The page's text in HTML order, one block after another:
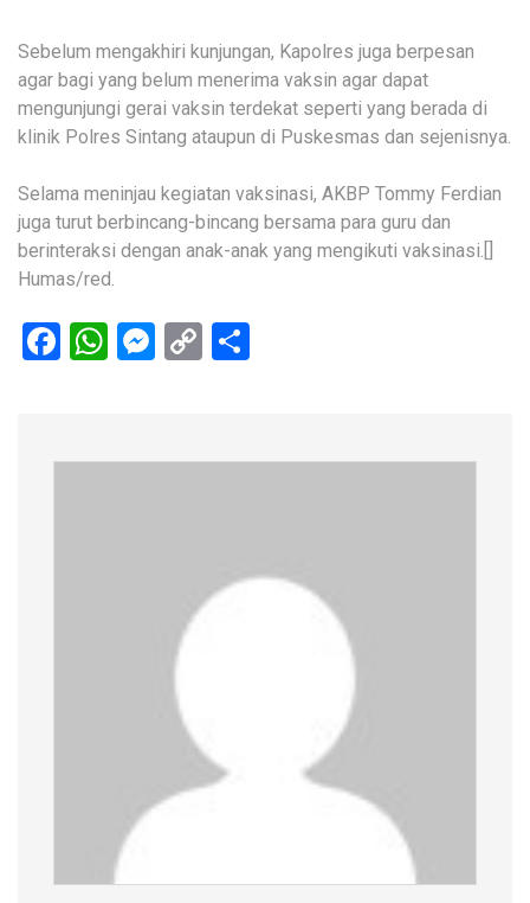
Sebelum mengakhiri kunjungan, Kapolres juga berpesan
agar bagi yang belum menerima vaksin agar dapat
mengunjungi gerai vaksin terdekat seperti yang berada di
klinik Polres Sintang ataupun di Puskesmas dan sejenisnya.
Selama meninjau kegiatan vaksinasi, AKBP Tommy Ferdian
juga turut berbincang-bincang bersama para guru dan
berinteraksi dengan anak-anak yang mengikuti vaksinasi.[]
Humas/red.
Facebook
WhatsApp
Messenger
Copy